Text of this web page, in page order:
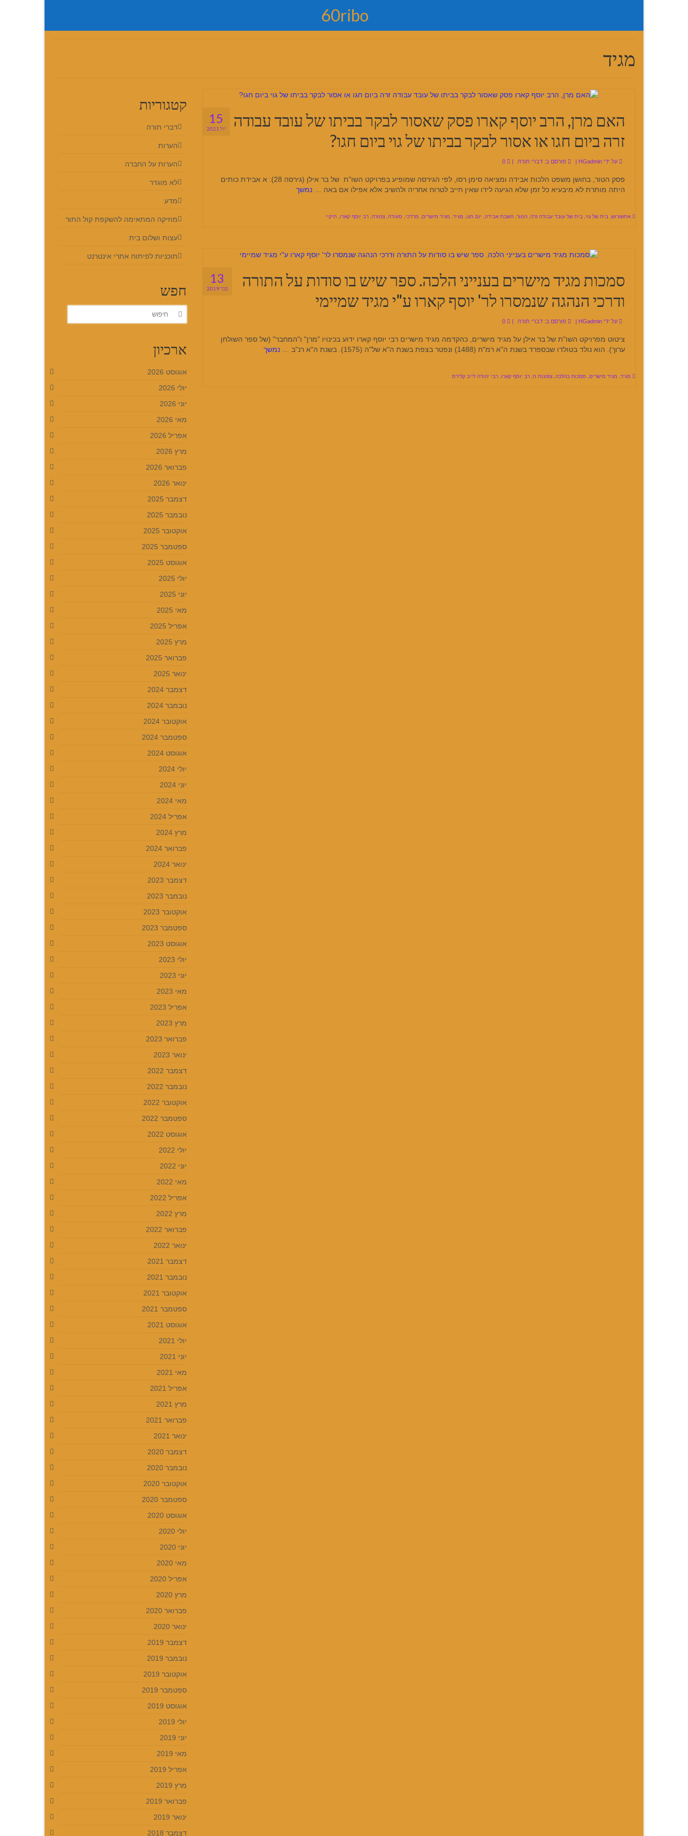
60ribo
מגיד
15
יול 2021
האם מרן, הרב יוסף קארו פסק שאסור לבקר בביתו של עובד עבודה
זרה ביום חגו או אסור לבקר בביתו של גוי ביום חגו?
על ידי HGadmin פורסם ב: דברי תורה
פסק הטור, בחושן משפט הלכות אבידה ומציאה סימן רסו, לפי הגירסה שמופיע בפרויקט השו"ת של בר אילן (גירסה 28): א אבידת כותים
היתה מותרת לא מיבעיא כל זמן שלא הגיעה לידו שאין חייב לטרוח אחריה ולהשיב אלא אפילו אם באה … נמשך
אחשורוש, בית של גוי, בית של עובד עבודה זרה, הטור, השבת אבידה, יום חגו, מגיד, מגיד מישרים, מרדכי, סעודה, צנזורה, רב יוסף קארו, תיקיי
13
פבר 2019
סמכות מגיד מישרים בענייני הלכה. ספר שיש בו סודות על התורה
ודרכי הנהגה שנמסרו לר' יוסף קארו ע"י מגיד שמיימי
על ידי HGadmin
| פורסם ב: דברי תורה |
ציטוט מפרויקט השו"ת של בר אילן על מגיד מישרים, כהקדמה מגיד מישרים רבי יוסף קארו ידוע בכינויו "מרן" ו"המחבר" (של ספר השולחן
ערוך). הוא נולד בטולדו שבספרד בשנת ה"א רמ"ח (1488) ונפטר בצפת בשנת ה"א של"ה (1575). בשנת ה"א רנ"ב …
נמשך
מגיד מגיד מישרים סמכות בהלכה צפונות ח רב יוסף קארו רבי יהודה לייב קלירס
קטגוריות
דברי תורה
הערות
הערות על החברה
לא מוגדר
מדע
מוזיקה המתאימה להשקפת קול התור
עצות ושלום בית
תוכניות לפיתוח אתרי אינטרנט
חפש
חפש
ארכיון
אוגוסט 2026
יולי 2026
יוני 2026
מאי 2026
אפריל 2026
מרץ 2026
פברואר 2026
ינואר 2026
דצמבר 2025
נובמבר 2025
אוקטובר 2025
ספטמבר 2025
אוגוסט 2025
יולי 2025
יוני 2025
מאי 2025
אפריל 2025
מרץ 2025
פברואר 2025
ינואר 2025
דצמבר 2024
נובמבר 2024
אוקטובר 2024
ספטמבר 2024
אוגוסט 2024
יולי 2024
יוני 2024
מאי 2024
אפריל 2024
מרץ 2024
פברואר 2024
ינואר 2024
דצמבר 2023
נובמבר 2023
אוקטובר 2023
ספטמבר 2023
אוגוסט 2023
יולי 2023
יוני 2023
מאי 2023
אפריל 2023
מרץ 2023
פברואר 2023
ינואר 2023
דצמבר 2022
נובמבר 2022
אוקטובר 2022
ספטמבר 2022
אוגוסט 2022
יולי 2022
יוני 2022
מאי 2022
אפריל 2022
מרץ 2022
פברואר 2022
ינואר 2022
דצמבר 2021
נובמבר 2021
אוקטובר 2021
ספטמבר 2021
אוגוסט 2021
יולי 2021
יוני 2021
מאי 2021
אפריל 2021
מרץ 2021
פברואר 2021
ינואר 2021
דצמבר 2020
נובמבר 2020
אוקטובר 2020
ספטמבר 2020
אוגוסט 2020
יולי 2020
יוני 2020
מאי 2020
אפריל 2020
מרץ 2020
פברואר 2020
ינואר 2020
דצמבר 2019
נובמבר 2019
אוקטובר 2019
ספטמבר 2019
אוגוסט 2019
יולי 2019
יוני 2019
מאי 2019
אפריל 2019
מרץ 2019
פברואר 2019
ינואר 2019
דצמבר 2018